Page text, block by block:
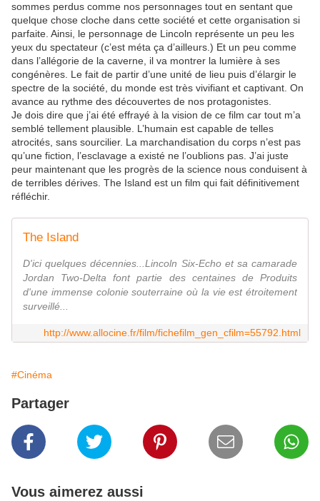
sommes perdus comme nos personnages tout en sentant que
quelque chose cloche dans cette société et cette organisation si
parfaite. Ainsi, le personnage de Lincoln représente un peu les
yeux du spectateur (c’est méta ça d’ailleurs.) Et un peu comme
dans l’allégorie de la caverne, il va montrer la lumière à ses
congénères. Le fait de partir d’une unité de lieu puis d’élargir le
spectre de la société, du monde est très vivifiant et captivant. On
avance au rythme des découvertes de nos protagonistes.
Je dois dire que j’ai été effrayé à la vision de ce film car tout m’a
semblé tellement plausible. L’humain est capable de telles
atrocités, sans sourcilier. La marchandisation du corps n’est pas
qu’une fiction, l’esclavage a existé ne l’oublions pas. J’ai juste
peur maintenant que les progrès de la science nous conduisent à
de terribles dérives. The Island est un film qui fait définitivement
réfléchir.
The Island
D'ici quelques décennies...Lincoln Six-Echo et sa camarade
Jordan Two-Delta font partie des centaines de Produits
d'une immense colonie souterraine où la vie est étroitement
surveillé...
http://www.allocine.fr/film/fichefilm_gen_cfilm=55792.html
#Cinéma
Partager
Vous aimerez aussi